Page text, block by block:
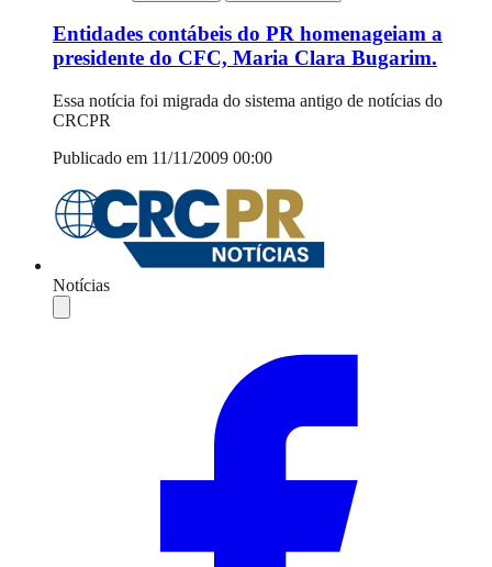
Entidades contábeis do PR homenageiam a
presidente do CFC, Maria Clara Bugarim.
Essa notícia foi migrada do sistema antigo de notícias do
CRCPR
Publicado em 11/11/2009 00:00
Notícias
Compartilhar